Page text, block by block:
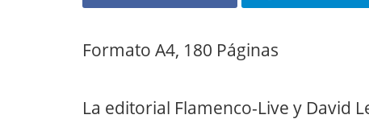
Formato A4, 180 Páginas
La editorial Flamenco-Live y David